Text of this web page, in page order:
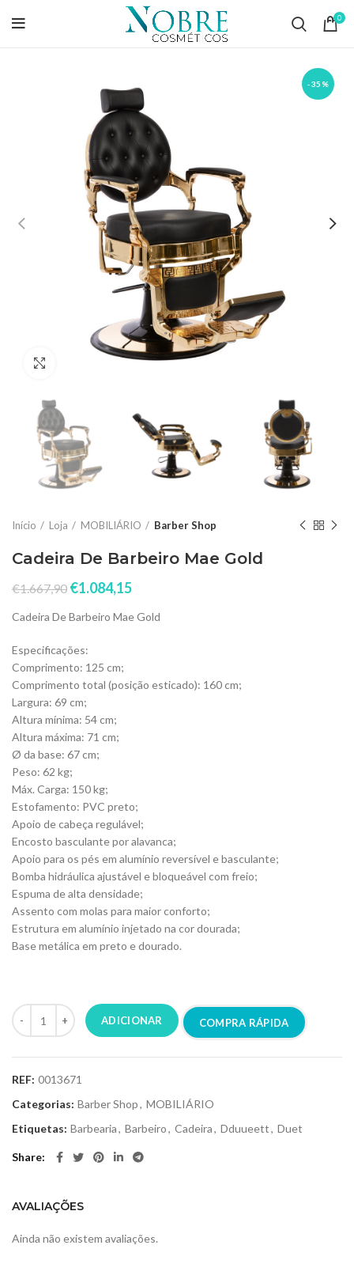
0
-35%
Click to enlarge
Início Loja MOBILIÁRIO Barber Shop
Cadeira De Barbeiro Mae Gold
€1.667,90 €1.084,15
Cadeira De Barbeiro Mae Gold
Especificações:
Comprimento: 125 cm;
Comprimento total (posição esticado): 160 cm;
Largura: 69 cm;
Altura mínima: 54 cm;
Altura máxima: 71 cm;
Ø da base: 67 cm;
Peso: 62 kg;
Máx. Carga: 150 kg;
Estofamento: PVC preto;
Apoio de cabeça regulável;
Encosto basculante por alavanca;
Apoio para os pés em alumínio reversível e basculante;
Bomba hidráulica ajustável e bloqueável com freio;
Espuma de alta densidade;
Assento com molas para maior conforto;
Estrutura em alumínio injetado na cor dourada;
Base metálica em preto e dourado.
ADICIONAR COMPRA RÁPIDA
REF: 0013671
Categorias: Barber Shop, MOBILIÁRIO
Etiquetas: Barbearia, Barbeiro, Cadeira, Dduueett, Duet
Share
AVALIAÇÕES
Ainda não existem avaliações.